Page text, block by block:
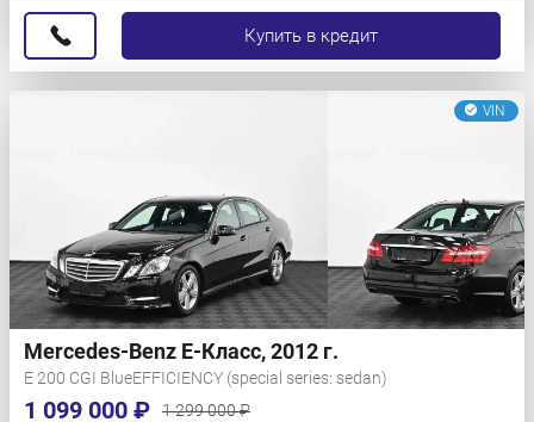
Купить в кредит
VIN
Mercedes-Benz E-Класс, 2012 г.
E 200 CGI BlueEFFICIENCY (special series: sedan)
1 099 000 ₽ 1 299 000 ₽